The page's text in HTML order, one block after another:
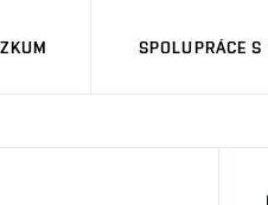
SPOLUPRÁCE S